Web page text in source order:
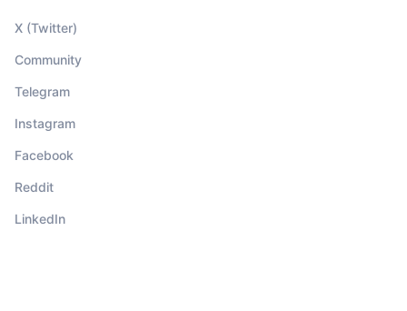
X (Twitter)
Community
Telegram
Instagram
Facebook
Reddit
LinkedIn